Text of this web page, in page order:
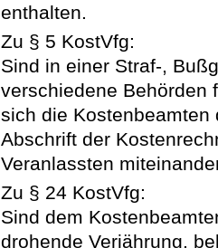
enthalten.
Zu § 5 KostVfg:
Sind in einer Straf-,
verschiedene Behörden
sich die
Abschrift der
Veranlassten
Zu § 24 KostVfg:
Sind dem
drohende Verjährung,